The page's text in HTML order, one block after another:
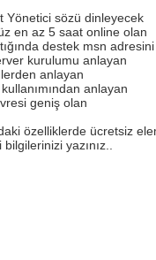
Yönetici sözü dinleyecek
en az 5 saat online olan
destek msn adresini
kurulumu anlayan
anlayan
anlayan
geniş olan
özelliklerde ücretsiz
yazınız..